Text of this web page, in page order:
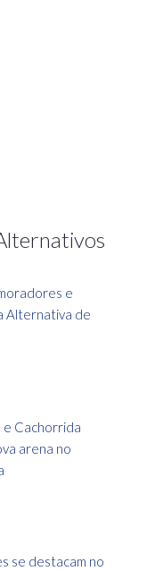
e
Alternativa de
Cachorrida
arena no
se destacam no